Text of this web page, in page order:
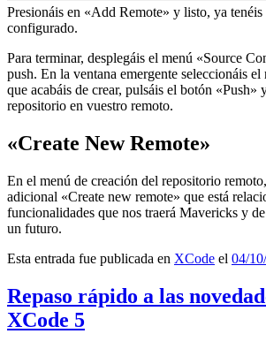
Presionáis en «Add Remote» y listo, ya
configurado.
Para terminar, desplegáis el menú «Source
push. En la ventana emergente seleccionáis
que acabáis de crear, pulsáis el botón «Push»
repositorio en vuestro remoto.
«Create New Remote»
En el menú de creación del repositorio
adicional «Create new remote» que está
funcionalidades que nos traerá Mavericks y
un futuro.
Esta entrada fue publicada en XCode el 04/
Repaso rápido a las
XCode 5